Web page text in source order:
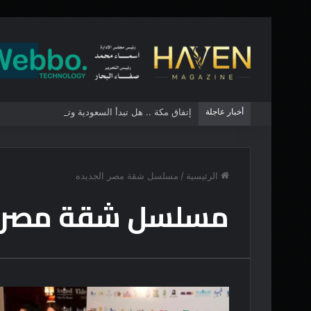
أخبار عاجلة إتفاق مكة .. هل تبدأ السعودية وتركيا وباكستان
الرئيسية / مسلسل شقة مصر الجديده
مسلسل شقة مصر